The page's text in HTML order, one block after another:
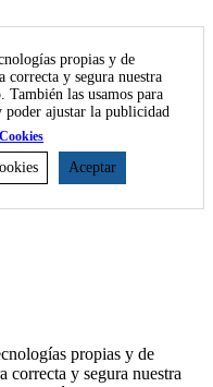
propias y de
correcta y segura nuestra
También las usamos para
poder ajustar la publicidad
Aceptar
propias y de
correcta y segura nuestra